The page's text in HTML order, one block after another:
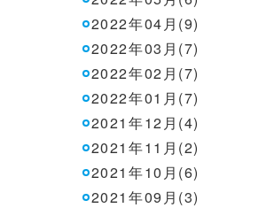
2022年04月(9)
2022年03月(7)
2022年02月(7)
2022年01月(7)
2021年12月(4)
2021年11月(2)
2021年10月(6)
2021年09月(3)